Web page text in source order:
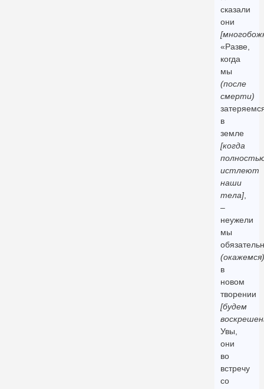
сказали
они
«Разве,
когда
мы
(после
смерти)
в
земле
[когда
истлеют
наши
тела],
–
неужели
мы
(окажемся)
в
новом
творении
[будем
Увы,
они
во
встречу
со